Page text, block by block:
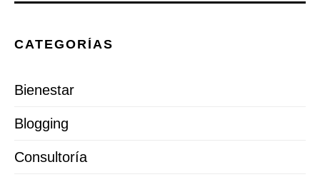
CATEGORÍAS
Bienestar
Blogging
Consultoría